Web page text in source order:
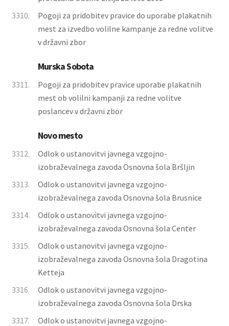
3310.
Pogoji za pridobitev pravice do uporabe plakatnih
mest za izvedbo volilne kampanje za redne volitve
v državni zbor
Murska Sobota
3311.
Pogoji za pridobitev pravice uporabe plakatnih
mest ob volilni kampanji za redne volitve
poslancev v državni zbor
Novo mesto
3312.
Odlok o ustanovitvi javnega vzgojno-
izobraževalnega zavoda Osnovna šola Bršljin
3313.
Odlok o ustanovitvi javnega vzgojno-
izobraževalnega zavoda Osnovna šola Brusnice
3314.
Odlok o ustanovitvi javnega vzgojno-
izobraževalnega zavoda Osnovna šola Center
3315.
Odlok o ustanovitvi javnega vzgojno-
izobraževalnega zavoda Osnovna šola Dragotina
Ketteja
3316.
Odlok o ustanovitvi javnega vzgojno-
izobraževalnega zavoda Osnovna šola Drska
3317.
Odlok o ustanovitvi javnega vzgojno-